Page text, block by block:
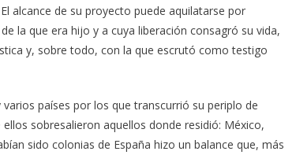
alcance de su proyecto puede aquilatarse por
la que era hijo y a cuya liberación consagró su vida,
y, sobre todo, con la que escrutó como testigo
países por los que transcurrió su periplo de
sobresalieron aquellos donde residió: México,
sido colonias de España hizo un balance que, más